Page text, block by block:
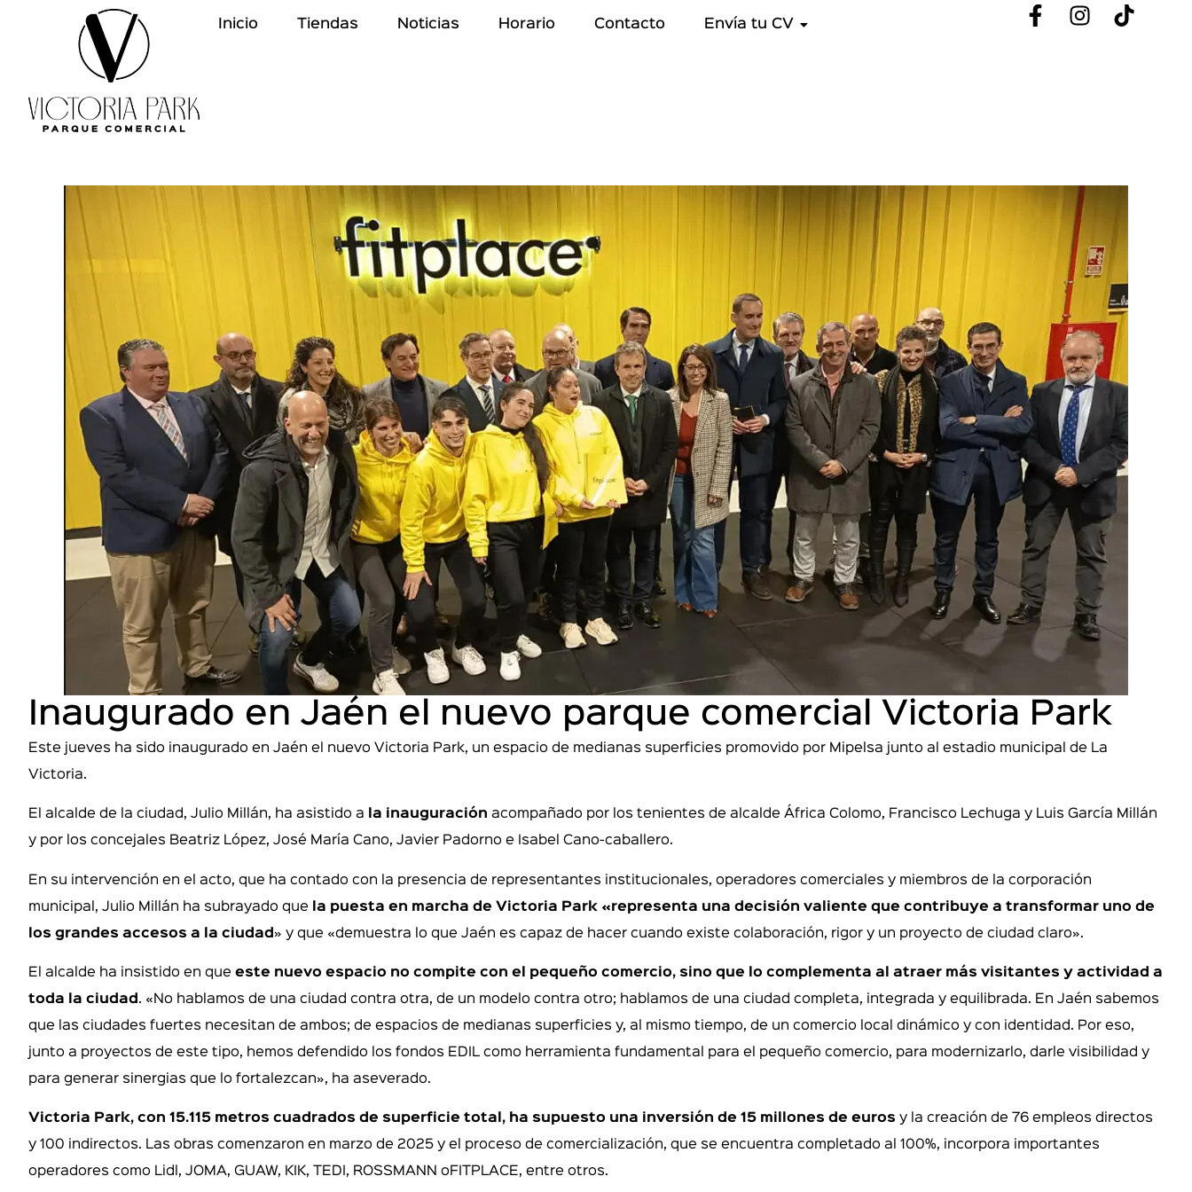
Inicio Tiendas Noticias Horario Contacto Envía tu CV
Inaugurado en Jaén el nuevo parque comercial Victoria Park
Este jueves ha sido inaugurado en Jaén el nuevo Victoria Park, un espacio de medianas superficies promovido por Mipelsa junto al estadio municipal de La
Victoria.
El alcalde de la ciudad, Julio Millán, ha asistido a la inauguración acompañado por los tenientes de alcalde África Colomo, Francisco Lechuga y Luis García Millán
y por los concejales Beatriz López, José María Cano, Javier Padorno e Isabel Cano-caballero.
En su intervención en el acto, que ha contado con la presencia de representantes institucionales, operadores comerciales y miembros de la corporación
municipal, Julio Millán ha subrayado que la puesta en marcha de Victoria Park «representa una decisión valiente que contribuye a transformar uno de
los grandes accesos a la ciudad » y que «demuestra lo que Jaén es capaz de hacer cuando existe colaboración, rigor y un proyecto de ciudad claro».
El alcalde ha insistido en que este nuevo espacio no compite con el pequeño comercio, sino que lo complementa al atraer más visitantes y actividad a
toda la ciudad . «No hablamos de una ciudad contra otra, de un modelo contra otro; hablamos de una ciudad completa, integrada y equilibrada. En Jaén sabemos
que las ciudades fuertes necesitan de ambos; de espacios de medianas superficies y, al mismo tiempo, de un comercio local dinámico y con identidad. Por eso,
junto a proyectos de este tipo, hemos defendido los fondos EDIL como herramienta fundamental para el pequeño comercio, para modernizarlo, darle visibilidad y
para generar sinergias que lo fortalezcan», ha aseverado.
Victoria Park, con 15.115 metros cuadrados de superficie total, ha supuesto una inversión de 15 millones de euros y la creación de 76 empleos directos
y 100 indirectos. Las obras comenzaron en marzo de 2025 y el proceso de comercialización, que se encuentra completado al 100%, incorpora importantes
operadores como Lidl, JOMA, GUAW, KIK, TEDI, ROSSMANN oFITPLACE, entre otros.